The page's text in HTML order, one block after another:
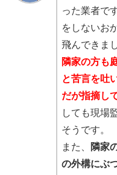
った業者で
をしないお
飛んできま
隣家の方も
と苦言を吐
だが指摘し
しても現場
そうです。
また、
隣家
の外構にぶ